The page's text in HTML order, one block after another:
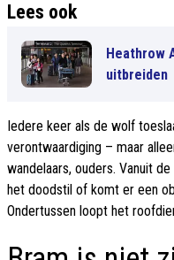
Lees ook
Heathrow
uitbreiden
Iedere keer als de wolf
verontwaardiging – maar
wandelaars, ouders. Vanuit
het doodstil of komt er een
Ondertussen loopt het